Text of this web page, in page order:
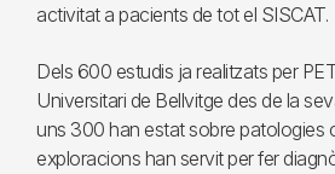
activitat a pacients de tot el SISCAT.
Dels 600 estudis ja realitzats per
Universitari de Bellvitge des de la
uns 300 han estat sobre patologies
exploracions han servit per fer